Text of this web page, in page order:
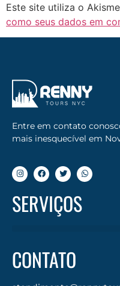
Este site utiliza o
como seus dados em
Entre em contato
mais inesquecível em
SERVIÇOS
CONTATO